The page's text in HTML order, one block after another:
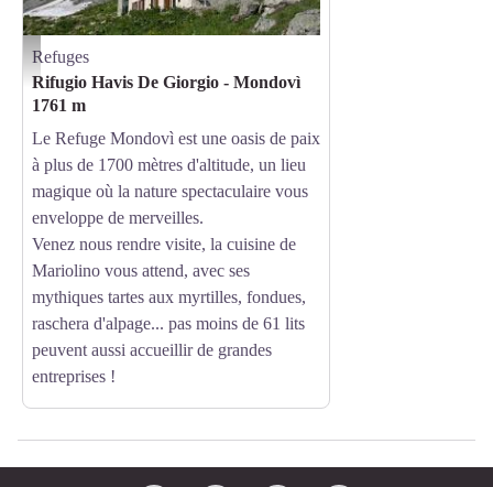
Il Rifugio Mondovì - Havis de Giorgio - Archivio APAM
Refuges
Rifugio Havis De Giorgio - Mondovì
1761 m
Le Refuge Mondovì est une oasis de paix
à plus de 1700 mètres d'altitude, un lieu
magique où la nature spectaculaire vous
enveloppe de merveilles.
Venez nous rendre visite, la cuisine de
Mariolino vous attend, avec ses
mythiques tartes aux myrtilles, fondues,
raschera d'alpage... pas moins de 61 lits
peuvent aussi accueillir de grandes
entreprises !